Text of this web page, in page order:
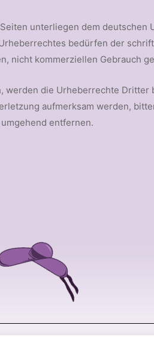
unterliegen dem deutschen
bedürfen der
nicht kommerziellen Gebrauch
die Urheberrechte
aufmerksam werden,
entfernen.